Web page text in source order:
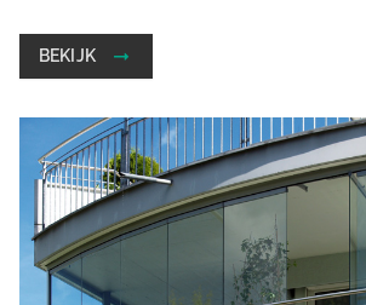
BEKIJK